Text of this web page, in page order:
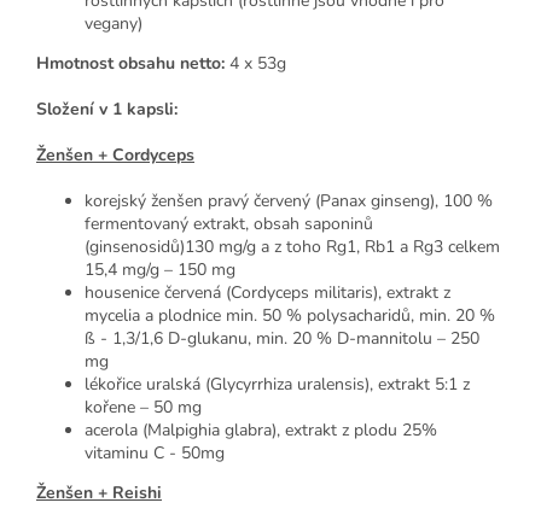
vegany)
Hmotnost obsahu netto: 4 x 53g
Složení v 1 kapsli:
Ženšen + Cordyceps
korejský ženšen pravý červený (Panax ginseng), 100 %
fermentovaný extrakt, obsah saponinů
(ginsenosidů)130 mg/g a z toho Rg1, Rb1 a Rg3 celkem
15,4 mg/g – 150 mg
housenice červená (Cordyceps militaris), extrakt z
mycelia a plodnice min. 50 % polysacharidů, min. 20 %
ß - 1,3/1,6 D-glukanu, min. 20 % D-mannitolu – 250
mg
lékořice uralská (Glycyrrhiza uralensis), extrakt 5:1 z
kořene – 50 mg
acerola (Malpighia glabra), extrakt z plodu 25%
vitaminu C - 50mg
Ženšen + Reishi